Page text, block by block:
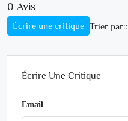
0 Avis
Trier par::
Écrire une critique
Écrire Une Critique
Email